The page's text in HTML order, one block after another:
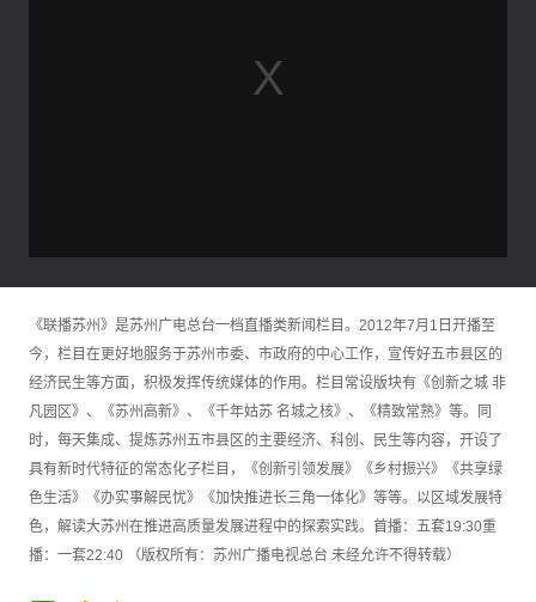
《联播苏州》是苏州广电总台一档直播类新闻栏目。2012年7月1日开播至
今，栏目在更好地服务于苏州市委、市政府的中心工作，宣传好五市县区的
经济民生等方面，积极发挥传统媒体的作用。栏目常设版块有《创新之城 非
凡园区》、《苏州高新》、《千年姑苏 名城之核》、《精致常熟》等。同
时，每天集成、提炼苏州五市县区的主要经济、科创、民生等内容，开设了
具有新时代特征的常态化子栏目，《创新引领发展》《乡村振兴》《共享绿
色生活》《办实事解民忧》《加快推进长三角一体化》等等。以区域发展特
色，解读大苏州在推进高质量发展进程中的探索实践。首播：五套19:30重
播：一套22:40 （版权所有：苏州广播电视总台 未经允许不得转载）